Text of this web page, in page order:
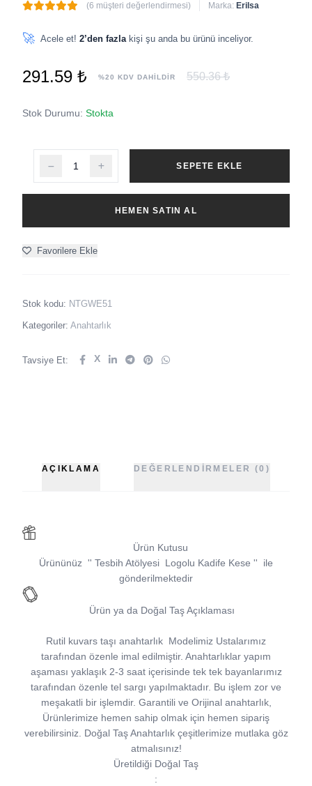
(6 müşteri değerlendirmesi) Marka: Erilsa
🚀 Acele et! 2’den fazla kişi şu anda bu ürünü inceliyor.
291.59 ₺ %20 KDV DAHİLDİR 550.36 ₺
Stok Durumu: Stokta
SEPETE EKLE
HEMEN SATIN AL
Favorilere Ekle
Stok kodu: NTGWE51
Kategoriler: Anahtarlık
Tavsiye Et: X
AÇIKLAMA DEĞERLENDIRMELER (0)
Ürün Kutusu
Ürününüz '' Tesbih Atölyesi Logolu Kadife Kese ''
ile
gönderilmektedir
Ürün ya da Doğal Taş Açıklaması
Rutil kuvars taşı anahtarlık Modelimiz Ustalarımız
tarafından özenle imal edilmiştir. Anahtarlıklar yapım
aşaması yaklaşık 2-3 saat içerisinde tek tek bayanlarımız
tarafından özenle tel sargı yapılmaktadır. Bu işlem zor ve
meşakatli bir işlemdir. Garantili ve Orijinal anahtarlık,
Ürünlerimize hemen sahip olmak için hemen sipariş
verebilirsiniz. Doğal Taş Anahtarlık çeşitlerimize mutlaka göz
atmalısınız!
Üretildiği Doğal Taş
: